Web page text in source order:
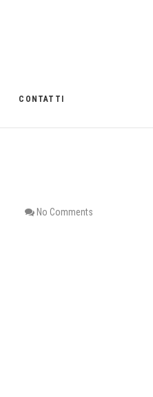
CONTATTI
No Comments